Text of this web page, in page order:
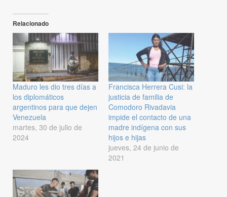
Relacionado
Maduro les dio tres días a
los diplomáticos
argentinos para que dejen
Venezuela
martes, 30 de julio de
2024
Francisca Herrera Cusi: la
justicia de familia de
Comodoro Rivadavia
impide el contacto de una
madre indígena con sus
hijos e hijas
jueves, 24 de junio de
2021